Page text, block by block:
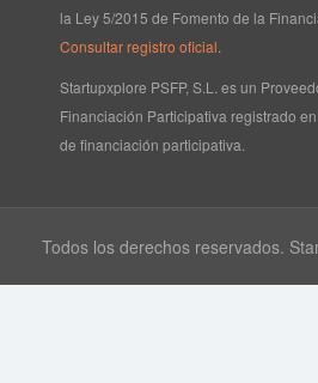
la Ley 5/2015 de Fomento de la
Consultar registro oficial
Startupxplore PSFP, S.L. es un
Financiación Participativa registrado
de financiación participativa.
Todos los derechos reservados.